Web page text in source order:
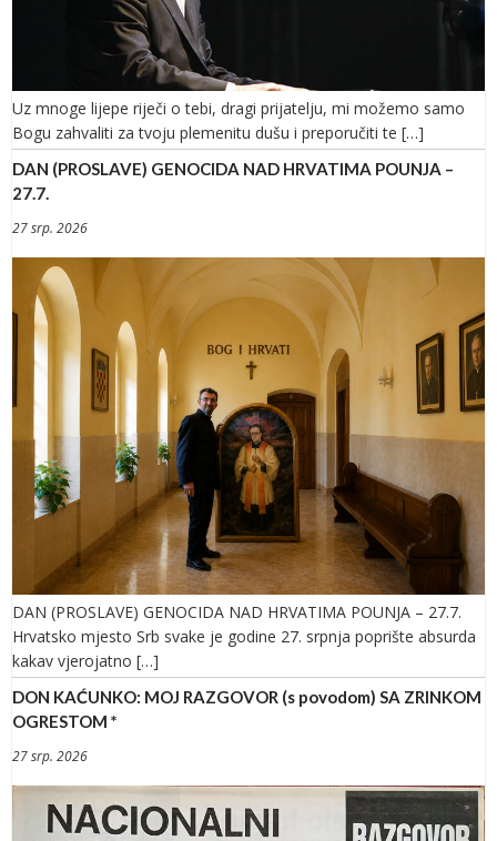
Uz mnoge lijepe riječi o tebi, dragi prijatelju, mi možemo samo
Bogu zahvaliti za tvoju plemenitu dušu i preporučiti te […]
DAN (PROSLAVE) GENOCIDA NAD HRVATIMA POUNJA –
27.7.
27 srp. 2026
DAN (PROSLAVE) GENOCIDA NAD HRVATIMA POUNJA – 27.7.
Hrvatsko mjesto Srb svake je godine 27. srpnja poprište absurda
kakav vjerojatno […]
DON KAĆUNKO: MOJ RAZGOVOR (s povodom) SA ZRINKOM
OGRESTOM *
27 srp. 2026